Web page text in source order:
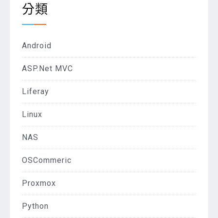
分類
Android
ASP.Net MVC
Liferay
Linux
NAS
OSCommeric
Proxmox
Python